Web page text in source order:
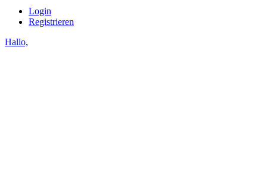
Login
Registrieren
Hallo,